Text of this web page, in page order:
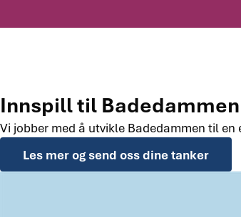
Innspill til Badedammen
Vi jobber med å utvikle Badedammen til
Les mer og send oss dine tanker